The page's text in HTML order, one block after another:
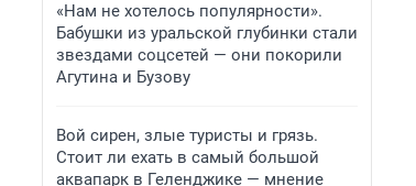
«Нам не хотелось популярности».
Бабушки из уральской глубинки стали
звездами соцсетей — они покорили
Агутина и Бузову
Вой сирен, злые туристы и грязь.
Стоит ли ехать в самый большой
аквапарк в Геленджике — мнение